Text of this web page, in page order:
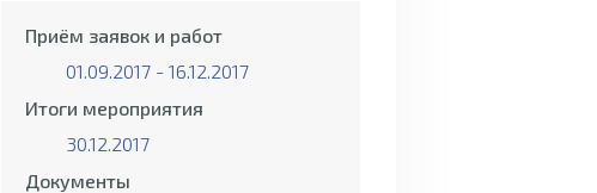
Приём заявок и работ
01.09.2017 - 16.12.2017
Итоги мероприятия
30.12.2017
Документы